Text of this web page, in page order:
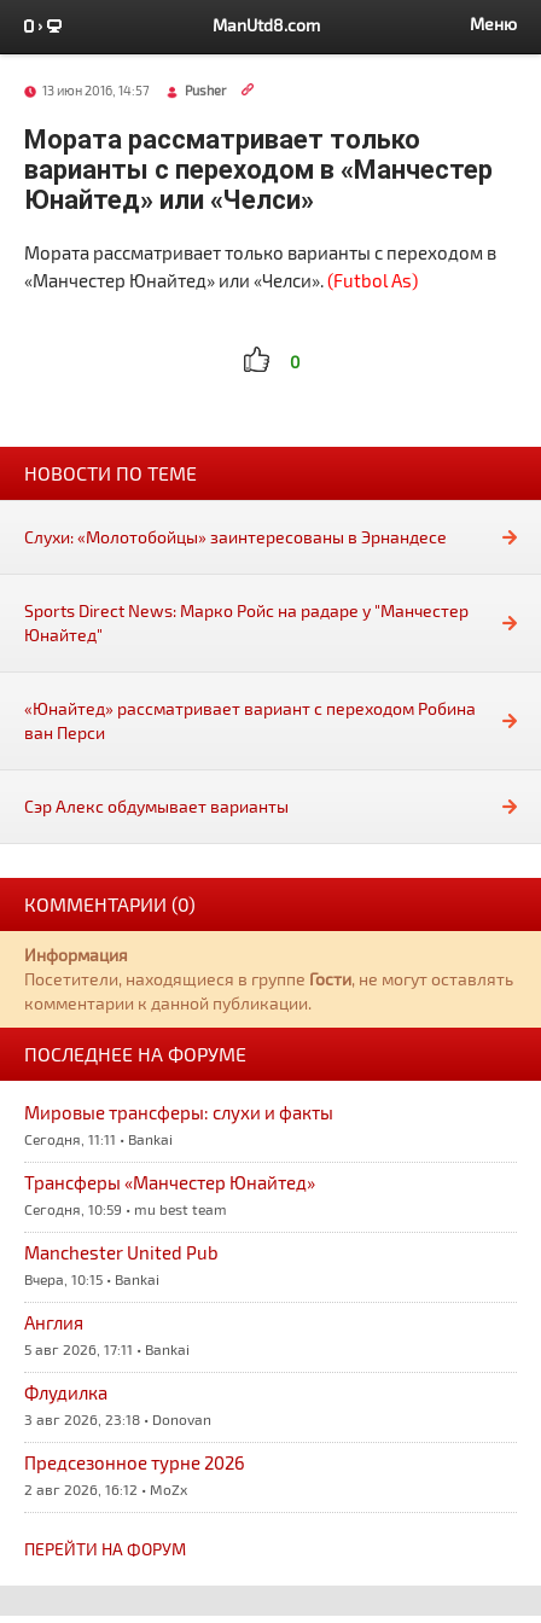
ManUtd8.com Меню
13 июн 2016, 14:57 Pusher
Мората рассматривает только
варианты с переходом в «Манчестер
Юнайтед» или «Челси»
Мората рассматривает только варианты с переходом в
«Манчестер Юнайтед» или «Челси».(Futbol As)
0
НОВОСТИ ПО ТЕМЕ
Слухи: «Молотобойцы» заинтересованы в Эрнандесе
Sports Direct News: Марко Ройс на радаре у "Манчестер
Юнайтед"
«Юнайтед» рассматривает вариант с переходом Робина
ван Перси
Сэр Алекс обдумывает варианты
КОММЕНТАРИИ (0)
Информация
Посетители, находящиеся в группе Гости, не могут оставлять
комментарии к данной публикации.
ПОСЛЕДНЕЕ НА ФОРУМЕ
Мировые трансферы: слухи и факты
Сегодня, 11:11 • Bankai
Трансферы «Манчестер Юнайтед»
Сегодня, 10:59 • mu best team
Manchester United Pub
Вчера, 10:15 • Bankai
Англия
5 авг 2026, 17:11 • Bankai
Флудилка
3 авг 2026, 23:18 • Donovan
Предсезонное турне 2026
2 авг 2026, 16:12 • MoZx
ПЕРЕЙТИ НА ФОРУМ